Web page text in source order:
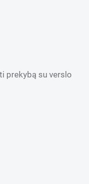
prekybą su verslo